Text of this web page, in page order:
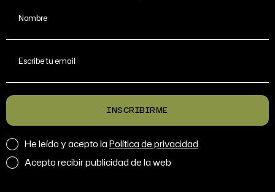
Nombre
Escribe tu email
INSCRIBIRME
He leído y acepto laPolítica de privacidad
Acepto recibir publicidad de la web